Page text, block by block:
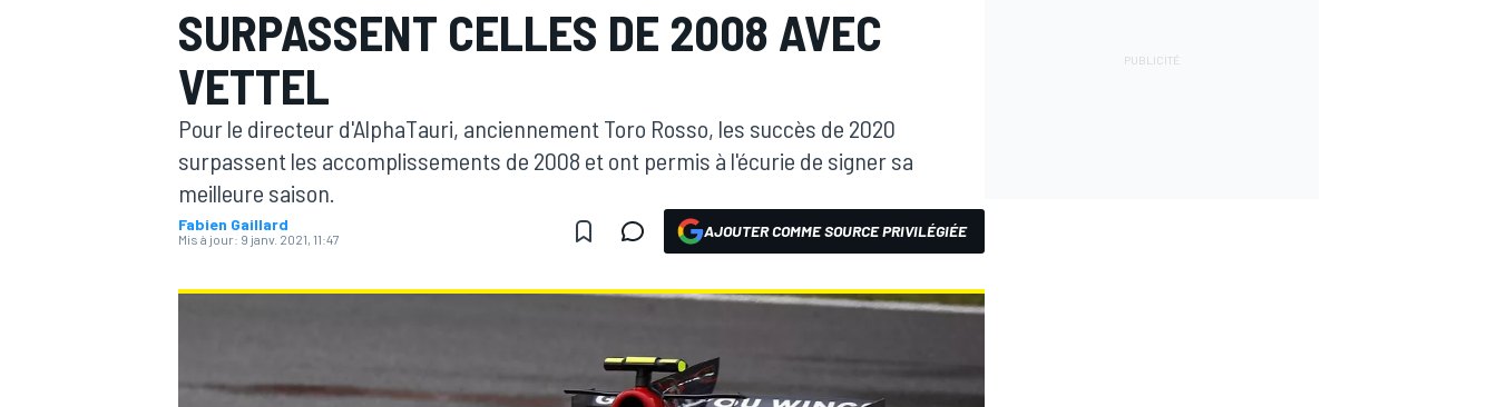
MOTOGP
SURPASSENT CELLES DE 2008 AVEC
VETTEL
Pour le directeur d'AlphaTauri, anciennement Toro Rosso, les succès de 2020
surpassent les accomplissements de 2008 et ont permis à l'écurie de signer sa
meilleure saison.
Fabien Gaillard
Mis à jour: 9 janv. 2021, 11:47 AJOUTER COMME SOURCE PRIVILÉGIÉE